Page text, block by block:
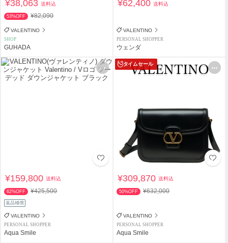
¥38,063送料込
53%OFF ¥82,090
VALENTINO
SHOP
GUHADA
¥62,400送料込
VALENTINO
PERSONAL SHOPPER
ウェンダ
¥159,800送料込
62%OFF ¥425,500
返品補償
VALENTINO
PERSONAL SHOPPER
Aqua Smile
タイムセール
¥309,870送料込
50%OFF ¥632,000
VALENTINO
PERSONAL SHOPPER
Aqua Smile